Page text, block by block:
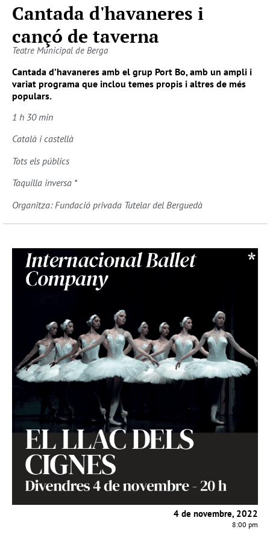
Cantada d'havaneres i
cançó de taverna
Teatre Municipal de Berga
Cantada d’havaneres amb el grup Port Bo, amb un ampli i
variat programa que inclou temes propis i altres de més
populars.
1 h 30 min
Català i castellà
Tots els públics
Taquilla inversa *
Organitza: Fundació privada Tutelar del Berguedà
4 de novembre, 2022
8:00 pm